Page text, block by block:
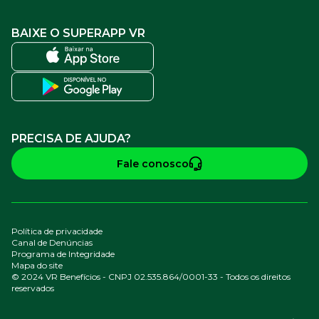
BAIXE O SUPERAPP VR
PRECISA DE AJUDA?
Fale conosco
© 2024 VR Benefícios - CNPJ 02.535.864/0001-33 - Todos os direitos
reservados
Política de privacidade
Canal de Denúncias
Programa de Integridade
Mapa do site